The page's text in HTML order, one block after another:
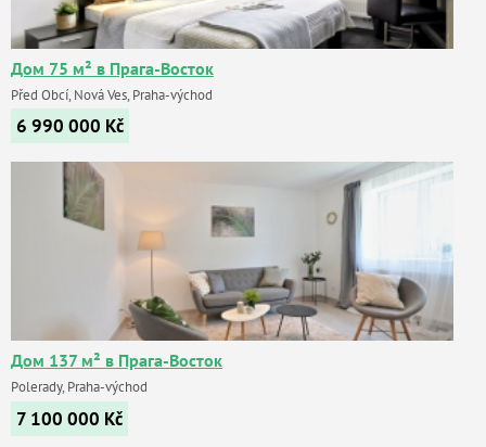
Дом 75 м² в Прага-Восток
Před Obcí, Nová Ves, Praha-východ
6 990 000 Kč
Дом 137 м² в Прага-Восток
Polerady, Praha-východ
7 100 000 Kč